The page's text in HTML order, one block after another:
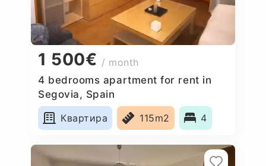
1 500€ / month
4 bedrooms apartment for rent in
Segovia, Spain
Квартира
115m2 4